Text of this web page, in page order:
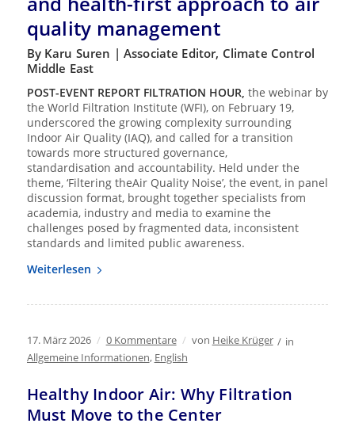
quality management
By Karu Suren | Associate Editor, Climate Control
Middle East
POST-EVENT REPORT FILTRATION HOUR, the webinar by
the World Filtration Institute (WFI), on February 19,
underscored the growing complexity surrounding
Indoor Air Quality (IAQ), and called for a transition
towards more structured governance,
standardisation and accountability. Held under the
theme, ‘Filtering theAir Quality Noise’, the event, in panel
discussion format, brought together specialists from
academia, industry and media to examine the
challenges posed by fragmented data, inconsistent
standards and limited public awareness.
Weiterlesen
17. März 2026 / 0 Kommentare / von Heike Krüger / in
Allgemeine Informationen, English
Healthy Indoor Air: Why Filtration
Must Move to the Center